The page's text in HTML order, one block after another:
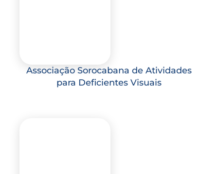
Associação Sorocabana de Atividades
para Deficientes Visuais